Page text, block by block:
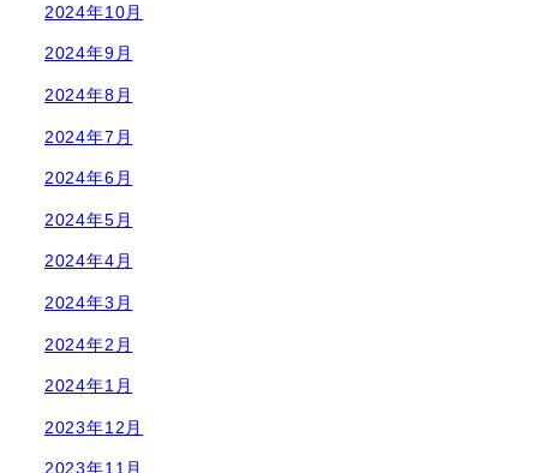
2024年10月
2024年9月
2024年8月
2024年7月
2024年6月
2024年5月
2024年4月
2024年3月
2024年2月
2024年1月
2023年12月
2023年11月